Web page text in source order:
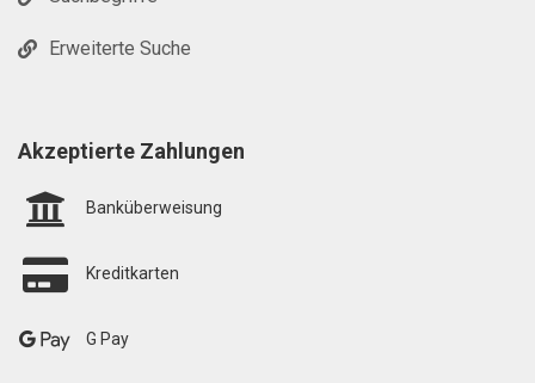
Erweiterte Suche
Akzeptierte Zahlungen
Banküberweisung
Kreditkarten
G Pay